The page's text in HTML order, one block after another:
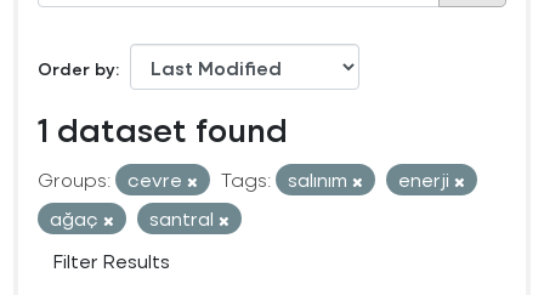
Order by
1 dataset found
Groups: cevre Tags: salınım
enerji
ağaç
santral
Filter Results